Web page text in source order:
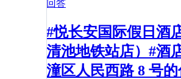
回答
#悦长安国际假日酒
清池地铁站店）#酒
潼区人民西路 8 号的